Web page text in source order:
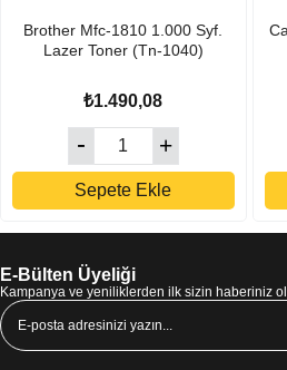
Brother Mfc-1810 1.000 Syf.
Lazer Toner (Tn-1040)
₺1.490,08
Sepete Ekle
E-Bülten Üyeliği
Kampanya ve yeniliklerden ilk sizin haberiniz